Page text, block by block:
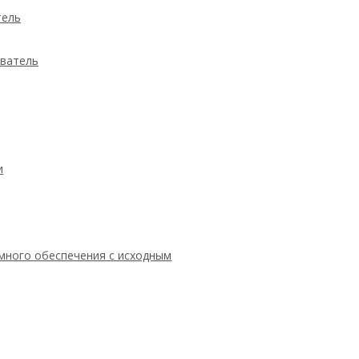
обеспечения с исходным